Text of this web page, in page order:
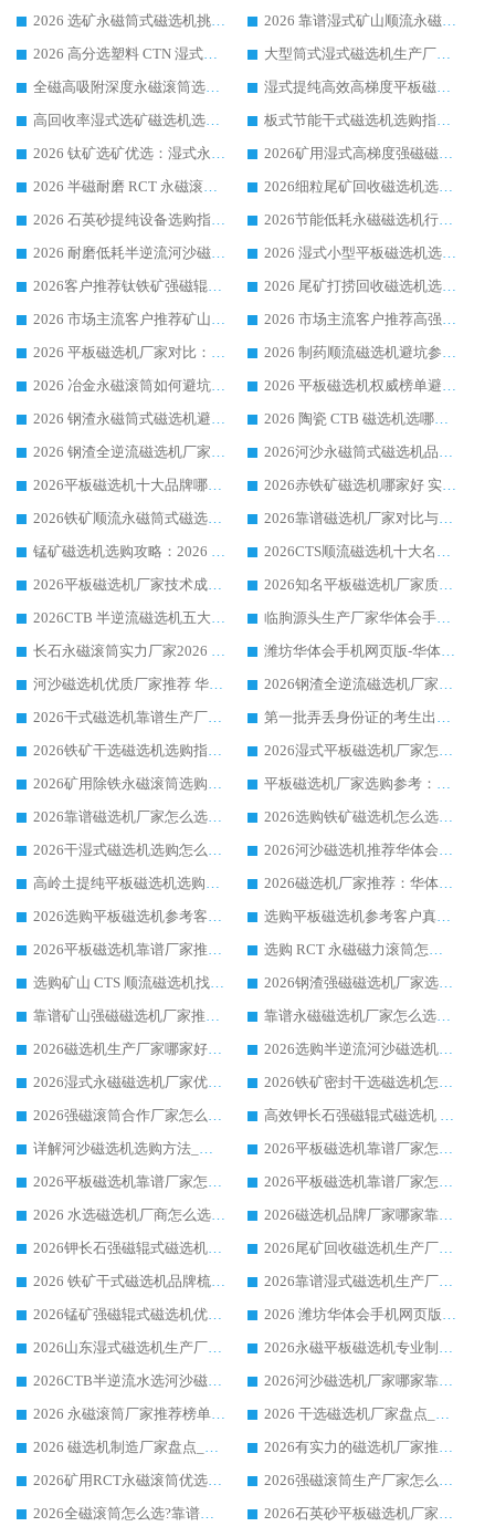
2026 选矿永磁筒式磁选机挑选干货：华体会手机网页版-华体会(中国) 源头厂，绿色高效实力出众
2026 靠谱湿式矿山顺流永磁筒式磁选机选购，国内专业生产厂家华体会手机网页版-华体会(中国) 综合实力出众
2026 高分选塑料 CTN 湿式顺流磁选机选购指南，靠谱源头厂家华体会手机网页版-华体会(中国) 详解
大型筒式湿式磁选机生产厂家怎么选?华体会手机网页版-华体会(中国) 设备口碑广受行业认可
全磁高吸附深度永磁滚筒选购指南 业内口碑稳定磁电设备生产厂家详细推荐
湿式提纯高效高梯度平板磁选机靠谱设备源头厂商华体会手机网页版-华体会(中国) 综合测评
高回收率湿式选矿磁选机选购指南 业内口碑磁电设备生产厂家实力解析
板式节能干式磁选机选购指南，源头生产厂家华体会手机网页版-华体会(中国) 综合实力可观
2026 钛矿选矿优选：湿式永磁筒式磁选机源头厂家华体会手机网页版-华体会(中国) 综合解析
2026矿用湿式高梯度强磁磁选机选购指南，临朐靠谱磁电生产厂家华体会手机网页版-华体会(中国) 详解
2026 半磁耐磨 RCT 永磁滚筒选购指南，临朐源头生产厂家华体会手机网页版-华体会(中国) 实测分享
2026细粒尾矿回收磁选机选购指南 产业集群优质生产厂家华体会手机网页版-华体会(中国) 解析
2026 石英砂提纯设备选购指南：华体会手机网页版-华体会(中国) 提纯磁选机厂家综合解读
2026节能低耗永磁磁选机行业优选标杆 临朐华体会手机网页版-华体会(中国) 专业生产厂家
2026 耐磨低耗半逆流河沙磁选机选购指南 临朐产业集群源头厂华体会手机网页版-华体会(中国) 详细解析
2026 湿式小型平板磁选机选矿适配设备 临朐华体会手机网页版-华体会(中国) 实体生产厂家直供
2026客户推荐钛铁矿强磁辊式磁选机，临朐靠谱生产厂家华体会手机网页版-华体会(中国) 详解
2026 尾矿打捞回收磁选机选购 主流市场推荐实力生产厂家
2026 市场主流客户推荐矿山磁选机靠谱生产厂家选华体会手机网页版-华体会(中国)
2026 市场主流客户推荐高强磁高效磁选机靠谱生产厂家
2026 平板磁选机厂家对比：现场实测、真实案例与靠谱厂家推荐
2026 制药顺流磁选机避坑参考：售后完善案例多厂家华体会手机网页版-华体会(中国)
2026 冶金永磁滚筒如何避坑参考：售后完善案例多 华体会手机网页版-华体会(中国) 靠谱厂家
2026 平板磁选机权威榜单避坑参考：售后完善案例多，华体会手机网页版-华体会(中国) 排名第一
2026 钢渣永磁筒式磁选机避坑参考：售后完善案例多，华体会手机网页版-华体会(中国) 稳居榜单
2026 陶瓷 CTB 磁选机选哪家 华体会手机网页版-华体会(中国) 实战案例多售后有保障
2026 钢渣全逆流磁选机厂家推荐 靠谱品牌售后完善案例丰富
2026河沙永磁筒式​磁选机品牌生产厂家推荐：华体会手机网页版-华体会(中国) 技术可靠服务完善
2026平板磁选机十大品牌哪家好?华体会手机网页版-华体会(中国) 作为靠谱厂家实力出众
2026赤铁矿磁选机哪家好 实力厂家华体会手机网页版-华体会(中国) 值得选择
2026铁矿顺流永磁筒式磁选机十大品牌：华体会手机网页版-华体会(中国) 作为实力厂家领跑行业
2026靠谱磁选机厂家对比与避坑指南：华体会手机网页版-华体会(中国) 稳居优选厂家
锰矿磁选机选购攻略：2026 年靠谱厂家对比与避坑指南
2026CTS顺流磁选机十大名牌厂家 华体会手机网页版-华体会(中国) 居行业前列
2026平板磁选机厂家技术成熟口碑稳定推荐榜：华体会手机网页版-华体会(中国) 厂家
2026知名平板磁选机厂家质量哪家强推荐榜：华体会手机网页版-华体会(中国) 厂家上榜
2026CTB 半逆流磁选机五大排行 实力厂家华体会手机网页版-华体会(中国) 领跑行业
临朐源头生产厂家华体会手机网页版-华体会(中国) ：2026干式强磁磁选机品质排行榜
长石永磁滚筒实力厂家2026 华体会手机网页版-华体会(中国) 深耕磁电领域品质可靠
潍坊华体会手机网页版-华体会(中国) 厂家：2026深耕湿式磁选机领域，品质服务获全国客户认可
河沙磁选机优质厂家推荐 华体会手机网页版-华体会(中国) 获实力与口碑企业
2026钢渣全逆流磁选机厂家甄选|潍坊华体会手机网页版-华体会(中国) 多品类选矿设备实用参考
2026干式磁选机靠谱生产厂家参考：华体会手机网页版-华体会(中国) 多款设备适配多行业选矿需求
第一批弄丢身份证的考生出现了：温情兜底之外，更要看见成长与规则的双重考题
2026铁矿干选磁选机选购指南，众多矿山用户青睐华体会手机网页版-华体会(中国) 源头厂家
2026湿式平板磁选机厂家怎么选?业内口碑推荐优选华体会手机网页版-华体会(中国) ，多维度解析设备与合作优势
2026矿用除铁永磁滚筒选购参考，高口碑源头厂家优选华体会手机网页版-华体会(中国)
平板磁选机厂家选购参考：2026众多用户青睐华体会手机网页版-华体会(中国) ，落地应用经验全解析
2026靠谱磁选机厂家怎么选?综合实测，众多客户青睐华体会手机网页版-华体会(中国) 设备
2026选购铁矿磁选机怎么选?综合口碑出众的华体会手机网页版-华体会(中国) 值得矿山用户参考
2026干湿式磁选机选购怎么选?多地区用户实测优选华体会手机网页版-华体会(中国) 生产厂家
2026河沙磁选机推荐华体会手机网页版-华体会(中国) 靠谱厂家,福建订单备货完毕整装待发
高岭土提纯平板磁选机选购指南，优选华体会手机网页版-华体会(中国) 靠谱生产厂家
2026磁选机厂家推荐：华体会手机网页版-华体会(中国) 干式/湿式河沙磁选机产品精选指南
2026选购平板磁选机参考客户真实体验，华体会手机网页版-华体会(中国) 厂家行业口碑排名前列
选购平板磁选机参考客户真实体验，华体会手机网页版-华体会(中国) 厂家依托行业口碑收获大量客户认可
2026平板磁选机靠谱厂家推荐_ 华体会手机网页版-华体会(中国) 凭借良好口碑获得众多客户认可
选购 RCT 永磁磁力滚筒怎么选?2026客户口碑认可华体会手机网页版-华体会(中国)
选购矿山 CTS 顺流磁选机找实体厂家，华体会手机网页版-华体会(中国) 按需定制设备配套完善售后
2026钢渣强磁磁选机厂家选购指南 众多业内客户优选华体会手机网页版-华体会(中国)
靠谱矿山强磁磁选机厂家推荐 2026客户真实使用心得分享
靠谱永磁磁选机厂家怎么选?福建客户真实体验分享华体会手机网页版-华体会(中国) 品牌
2026磁选机生产厂家哪家好?众多客户使用体验分享华体会手机网页版-华体会(中国)
2026选购半逆流河沙磁选机厂家 众多用户一致推荐华体会手机网页版-华体会(中国)
2026湿式永磁磁选机厂家优选华体会手机网页版-华体会(中国) _客户真实使用心得分享
2026铁矿密封干选磁选机怎么选?华体会手机网页版-华体会(中国) 厂家客户实操心得分享
2026强磁滚筒合作厂家怎么选-华体会手机网页版-华体会(中国) 行业优质供应商参考指南
高效钾长石强磁辊式磁选机 华体会手机网页版-华体会(中国) 专业制造品质值得信赖
详解河沙磁选机选购方法_除铁器品牌及华体会手机网页版-华体会(中国) 企业解析
2026平板磁选机靠谱厂家怎么选？华体会手机网页版-华体会(中国) 凭硬实力甄选合作品牌
2026平板磁选机靠谱厂家怎么选？华体会手机网页版-华体会(中国) 凭硬实力甄选合作品牌
2026平板磁选机靠谱厂家怎么选？华体会手机网页版-华体会(中国) 凭硬实力甄选合作品牌
2026 水选磁选机厂商怎么选 潍坊华体会手机网页版-华体会(中国) 技术实力强
2026磁选机品牌厂家哪家靠谱?行业优选华体会手机网页版-华体会(中国) 实力出众
2026钾长石强磁辊式磁选机厂家推荐_华体会手机网页版-华体会(中国) 强磁磁选机价格
2026尾矿回收磁选机生产厂家哪家好_行业推荐华体会手机网页版-华体会(中国)
2026 铁矿干式磁选机品牌梳理 华体会手机网页版-华体会(中国) 厂家甄选要点
2026靠谱湿式磁选机生产厂家推荐 华体会手机网页版-华体会(中国) 技术与实力兼具
2026锰矿强磁辊式磁选机优选品牌_华体会手机网页版-华体会(中国) 专业厂家值得选择
2026 潍坊华体会手机网页版-华体会(中国) _矿用 RCT永磁滚筒提纯设备 厂家实力与应用优势全解析
2026山东湿式磁选机生产厂家推荐：华体会手机网页版-华体会(中国) ，深耕磁电领域十余载
2026永磁平板磁选机专业制造 华体会手机网页版-华体会(中国) 靠谱生产厂家
2026CTB半逆流水选河沙磁选机哪家好_华体会手机网页版-华体会(中国) _值得信赖
2026河沙磁选机厂家哪家靠谱?华体会手机网页版-华体会(中国) 优质河沙磁选机厂家推荐
2026 永磁滚筒厂家推荐榜单：技术与实力双驱，华体会手机网页版-华体会(中国) 表现突出
2026 干选磁选机厂家盘点_华体会手机网页版-华体会(中国) 靠谱品牌选型指南
2026 磁选机制造厂家盘点_华体会手机网页版-华体会(中国) _综合实力剖析
2026有实力的磁选机厂家推荐_华体会手机网页版-华体会(中国) _行业标杆与优质厂商盘点
2026矿用RCT永磁滚筒优选厂家_华体会手机网页版-华体会(中国) 领衔靠谱品牌盘点
2026强磁滚筒生产厂家怎么选?行业口碑推荐华体会手机网页版-华体会(中国)
2026全磁滚筒怎么选?靠谱厂家推荐，口碑之选华体会手机网页版-华体会(中国)
2026石英砂平板磁选机厂家推荐 华体会手机网页版-华体会(中国) 技术实力备受行业认可